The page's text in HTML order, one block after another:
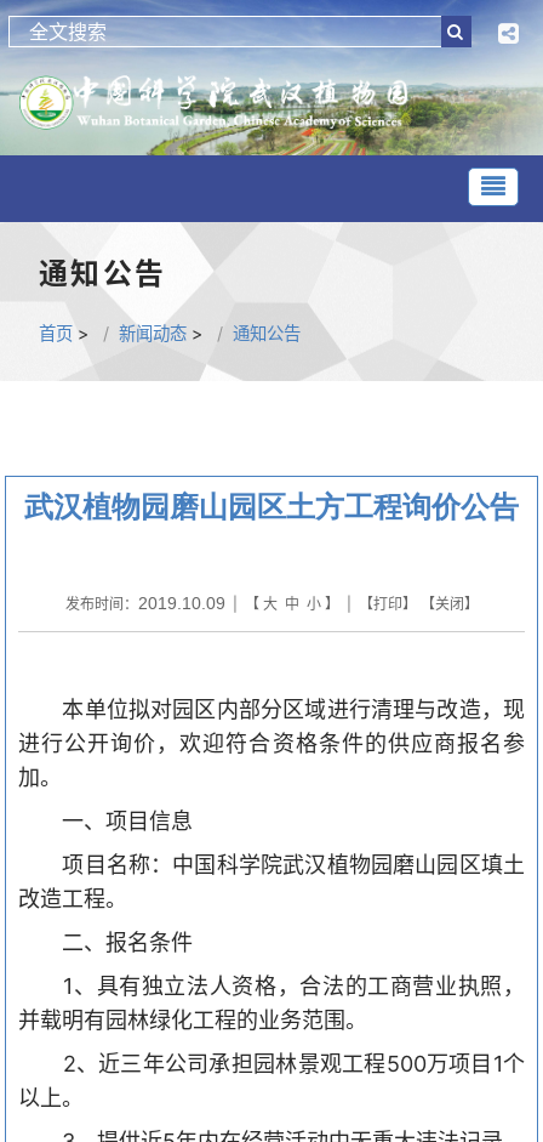
通知公告
首页 > 新闻动态 > 通知公告
武汉植物园磨山园区土方工程询价公告
发布时间： 2019.10.09 | 【 大 中 小】 | 【打印】 【关闭】
本单位拟对园区内部分区域进行清理与改造，现
进行公开询价，欢迎符合资格条件的供应商报名参
加。
一、项目信息
项目名称：中国科学院武汉植物园磨山园区填土
改造工程。
二、报名条件
1、具有独立法人资格，合法的工商营业执照，
并载明有园林绿化工程的业务范围。
2、近三年公司承担园林景观工程500万项目1个
以上。